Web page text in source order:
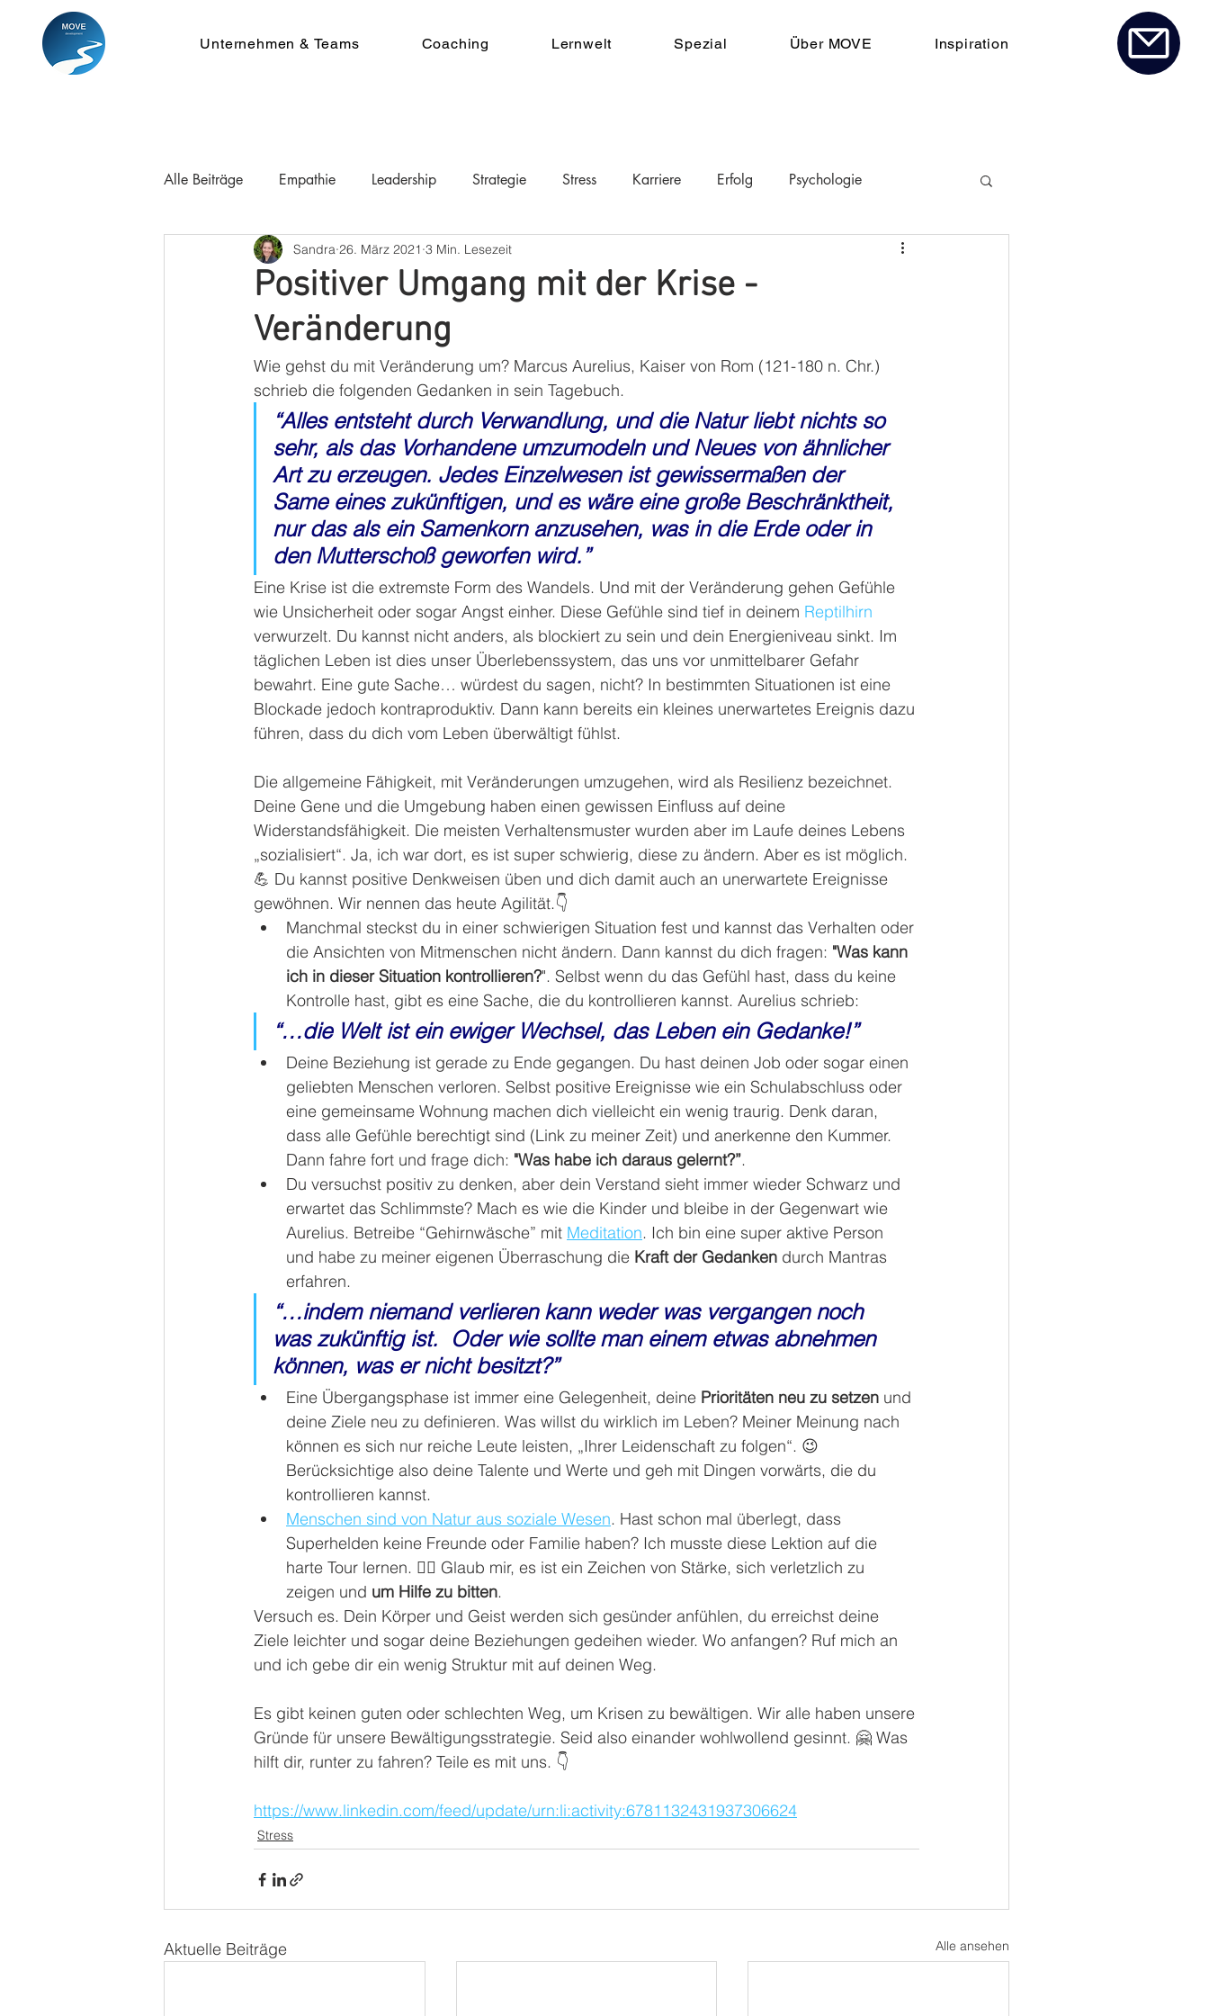
Unternehmen & Teams Coaching Lernwelt Spezial Über MOVE Inspiration
Alle Beiträge Empathie Leadership Strategie Stress Karriere Erfolg Psychologie
Positiver Umgang mit der Krise -
Veränderung
Sandra 26. März 2021 3 Min. Lesezeit
Wie gehst du mit Veränderung um? Marcus Aurelius, Kaiser von Rom (121-180 n. Chr.)
schrieb die folgenden Gedanken in sein Tagebuch.
“Alles entsteht durch Verwandlung, und die Natur liebt nichts so
sehr, als das Vorhandene umzumodeln und Neues von ähnlicher
Art zu erzeugen. Jedes Einzelwesen ist gewissermaßen der
Same eines zukünftigen, und es wäre eine große Beschränktheit,
nur das als ein Samenkorn anzusehen, was in die Erde oder in
den Mutterschoß geworfen wird.”
Eine Krise ist die extremste Form des Wandels. Und mit der Veränderung gehen Gefühle
wie Unsicherheit oder sogar Angst einher. Diese Gefühle sind tief in deinem Reptilhirn
verwurzelt. Du kannst nicht anders, als blockiert zu sein und dein Energieniveau sinkt. Im
täglichen Leben ist dies unser Überlebenssystem, das uns vor unmittelbarer Gefahr
bewahrt. Eine gute Sache… würdest du sagen, nicht? In bestimmten Situationen ist eine
Blockade jedoch kontraproduktiv. Dann kann bereits ein kleines unerwartetes Ereignis dazu
führen, dass du dich vom Leben überwältigt fühlst.
Die allgemeine Fähigkeit, mit Veränderungen umzugehen, wird als Resilienz bezeichnet.
Deine Gene und die Umgebung haben einen gewissen Einfluss auf deine
Widerstandsfähigkeit. Die meisten Verhaltensmuster wurden aber im Laufe deines Lebens
„sozialisiert“. Ja, ich war dort, es ist super schwierig, diese zu ändern. Aber es ist möglich.
💪 Du kannst positive Denkweisen üben und dich damit auch an unerwartete Ereignisse
gewöhnen. Wir nennen das heute Agilität.👇
Manchmal steckst du in einer schwierigen Situation fest und kannst das Verhalten oder
die Ansichten von Mitmenschen nicht ändern. Dann kannst du dich fragen: "Was kann
ich in dieser Situation kontrollieren?". Selbst wenn du das Gefühl hast, dass du keine
Kontrolle hast, gibt es eine Sache, die du kontrollieren kannst. Aurelius schrieb:
“…die Welt ist ein ewiger Wechsel, das Leben ein Gedanke!”
Deine Beziehung ist gerade zu Ende gegangen. Du hast deinen Job oder sogar einen
geliebten Menschen verloren. Selbst positive Ereignisse wie ein Schulabschluss oder
eine gemeinsame Wohnung machen dich vielleicht ein wenig traurig. Denk daran,
dass alle Gefühle berechtigt sind (Link zu meiner Zeit) und anerkenne den Kummer.
Dann fahre fort und frage dich: "Was habe ich daraus gelernt?”.
Du versuchst positiv zu denken, aber dein Verstand sieht immer wieder Schwarz und
erwartet das Schlimmste? Mach es wie die Kinder und bleibe in der Gegenwart wie
Aurelius. Betreibe “Gehirnwäsche” mit Meditation. Ich bin eine super aktive Person
und habe zu meiner eigenen Überraschung die Kraft der Gedanken durch Mantras
erfahren.
“…indem niemand verlieren kann weder was vergangen noch
was zukünftig ist.  Oder wie sollte man einem etwas abnehmen
können, was er nicht besitzt?”
Eine Übergangsphase ist immer eine Gelegenheit, deine Prioritäten neu zu setzen und
deine Ziele neu zu definieren. Was willst du wirklich im Leben? Meiner Meinung nach
können es sich nur reiche Leute leisten, „Ihrer Leidenschaft zu folgen“. 😉
Berücksichtige also deine Talente und Werte und geh mit Dingen vorwärts, die du
kontrollieren kannst.
Menschen sind von Natur aus soziale Wesen. Hast schon mal überlegt, dass
Superhelden keine Freunde oder Familie haben? Ich musste diese Lektion auf die
harte Tour lernen. 🤷‍♀️ Glaub mir, es ist ein Zeichen von Stärke, sich verletzlich zu
zeigen und um Hilfe zu bitten.
Versuch es. Dein Körper und Geist werden sich gesünder anfühlen, du erreichst deine
Ziele leichter und sogar deine Beziehungen gedeihen wieder. Wo anfangen? Ruf mich an
und ich gebe dir ein wenig Struktur mit auf deinen Weg.
Es gibt keinen guten oder schlechten Weg, um Krisen zu bewältigen. Wir alle haben unsere
Gründe für unsere Bewältigungsstrategie. Seid also einander wohlwollend gesinnt. 🤗 Was
hilft dir, runter zu fahren? Teile es mit uns. 👇
https://www.linkedin.com/feed/update/urn:li:activity:6781132431937306624
Stress
Aktuelle Beiträge Alle ansehen